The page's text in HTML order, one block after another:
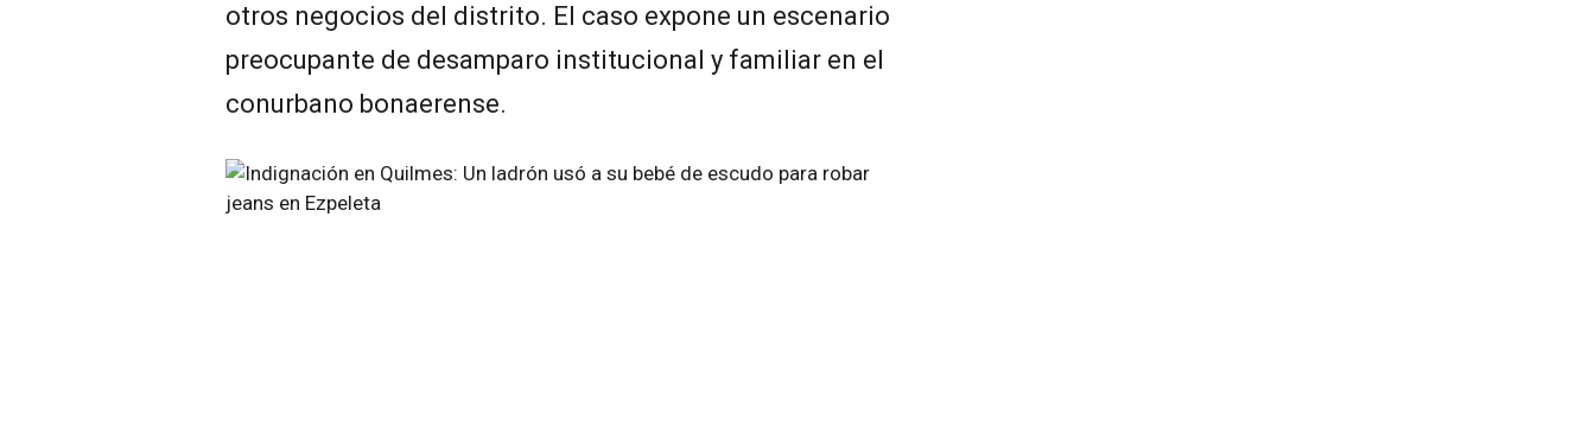
otros negocios del distrito. El caso expone un escenario
preocupante de desamparo institucional y familiar en el
conurbano bonaerense.